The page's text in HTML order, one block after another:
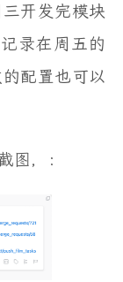
开发完模块
录在周五的
配置也可以
图，：